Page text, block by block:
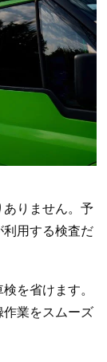
りません。予
用する検査だ
を省けます。
業をスムーズ